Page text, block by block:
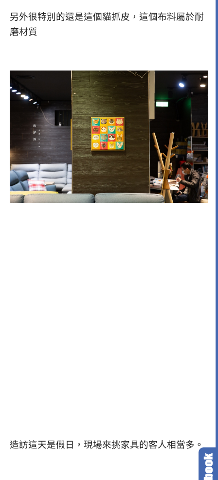
另外很特別的還是這個貓抓皮，這個布料屬於耐
磨材質
造訪這天是假日，現場來挑家具的客人相當多。